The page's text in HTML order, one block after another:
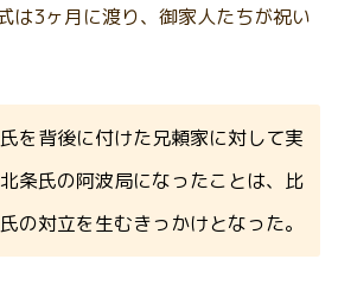
は3ヶ月に渡り、御家人たちが祝い
を背後に付けた兄頼家に対して実
条氏の阿波局になったことは、比
の対立を生むきっかけとなった。